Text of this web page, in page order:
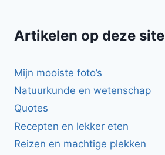
Artikelen op deze site
Mijn mooiste foto’s
Natuurkunde en wetenschap
Quotes
Recepten en lekker eten
Reizen en machtige plekken